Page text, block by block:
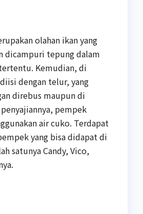
olahan ikan yang
dicampuri tepung dalam
Kemudian, di
dengan telur, yang
direbus maupun di
pempek
air cuko. Terdapat
yang bisa didapat di
satunya Candy, Vico,